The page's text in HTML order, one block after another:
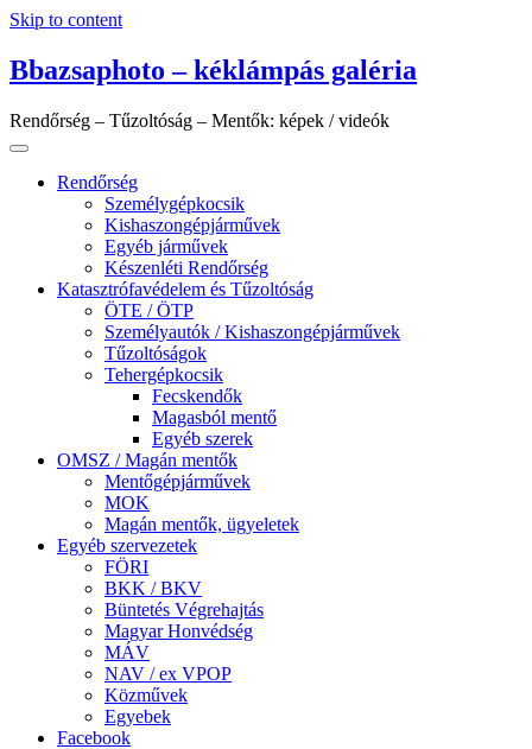
Skip to content
Bbazsaphoto – kéklámpás galéria
Rendőrség – Tűzoltóság – Mentők: képek / videók
Rendőrség
Személygépkocsik
Kishaszongépjárművek
Egyéb járművek
Készenléti Rendőrség
Katasztrófavédelem és Tűzoltóság
ÖTE / ÖTP
Személyautók / Kishaszongépjárművek
Tűzoltóságok
Tehergépkocsik
Fecskendők
Magasból mentő
Egyéb szerek
OMSZ / Magán mentők
Mentőgépjárművek
MOK
Magán mentők, ügyeletek
Egyéb szervezetek
FÖRI
BKK / BKV
Büntetés Végrehajtás
Magyar Honvédség
MÁV
NAV / ex VPOP
Közművek
Egyebek
Facebook